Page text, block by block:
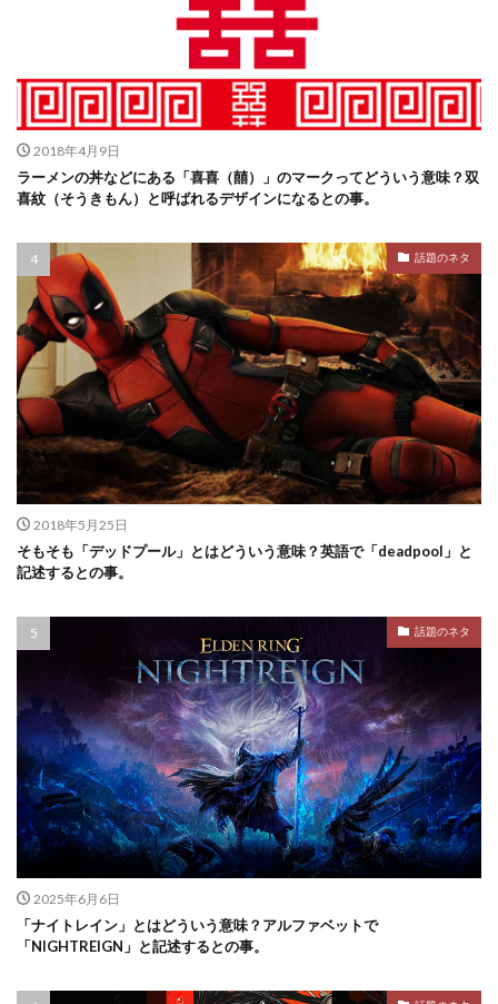
2018年4月9日
ラーメンの丼などにある「喜喜（囍）」のマークってどういう意味？双
喜紋（そうきもん）と呼ばれるデザインになるとの事。
話題のネタ
2018年5月25日
そもそも「デッドプール」とはどういう意味？英語で「deadpool」と
記述するとの事。
話題のネタ
2025年6月6日
「ナイトレイン」とはどういう意味？アルファベットで
「NIGHTREIGN」と記述するとの事。